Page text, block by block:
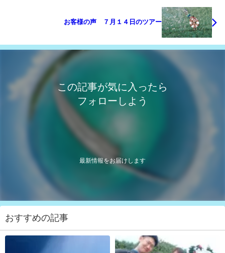
お客様の声 ７月１４日のツアー
この記事が気に入ったら
フォローしよう
最新情報をお届けします
おすすめの記事